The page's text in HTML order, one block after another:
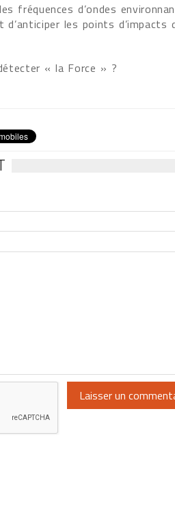
fréquences d’ondes
les points d’impacts
« la Force » ?